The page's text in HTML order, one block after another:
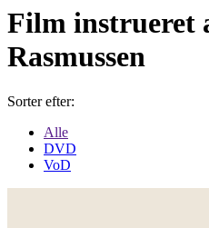
Film instrueret
Rasmussen
Sorter efter:
Alle
DVD
VoD